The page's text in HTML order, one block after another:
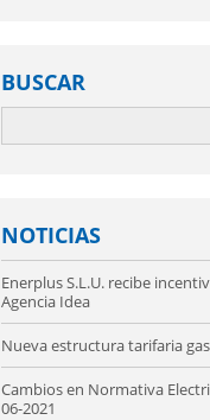
BUSCAR
NOTICIAS
Enerplus S.L.U. recibe
Agencia Idea
Nueva estructura tarifaria
Cambios en Normativa
06-2021